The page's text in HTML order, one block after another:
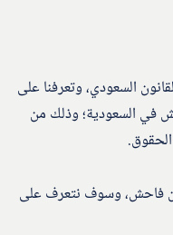
السعودي، وتعرفنا على
في السعودية؛ وذلك من
فاحش، وسوف نتعرف على